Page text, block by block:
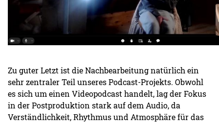
Zu guter Letzt ist die Nachbearbeitung natürlich ein
sehr zentraler Teil unseres Podcast-Projekts. Obwohl
es sich um einen Videopodcast handelt, lag der Fokus
in der Postproduktion stark auf dem Audio, da
Verständlichkeit, Rhythmus und Atmosphäre für das